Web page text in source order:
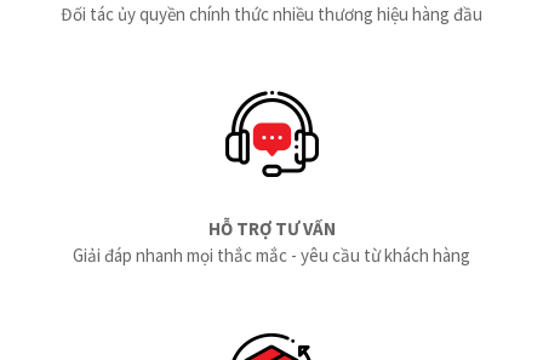
Đối tác ủy quyền chính thức nhiều thương hiệu hàng đầu
HỖ TRỢ TƯ VẤN
Giải đáp nhanh mọi thắc mắc - yêu cầu từ khách hàng